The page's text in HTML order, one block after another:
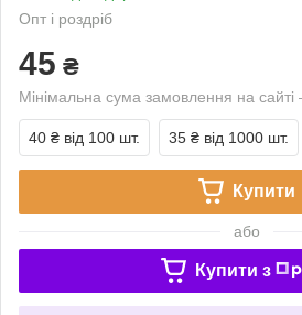
Опт і роздріб
45 ₴
Мінімальна сума замовлення на
40 ₴ від 100 шт. 35 ₴ від 1000 шт.
Купити
або
Купити з